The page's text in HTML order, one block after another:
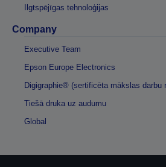
Ilgtspējīgas tehnoloģijas
Company
Executive Team
Epson Europe Electronics
Digigraphie® (sertificēta mākslas darbu
Tiešā druka uz audumu
Global